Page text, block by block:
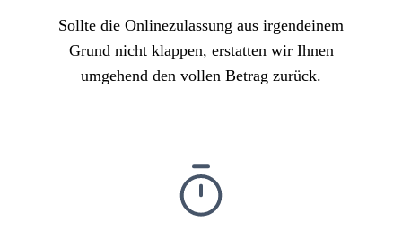
Sollte die Onlinezulassung aus irgendeinem
Grund nicht klappen, erstatten wir Ihnen
umgehend den vollen Betrag zurück.